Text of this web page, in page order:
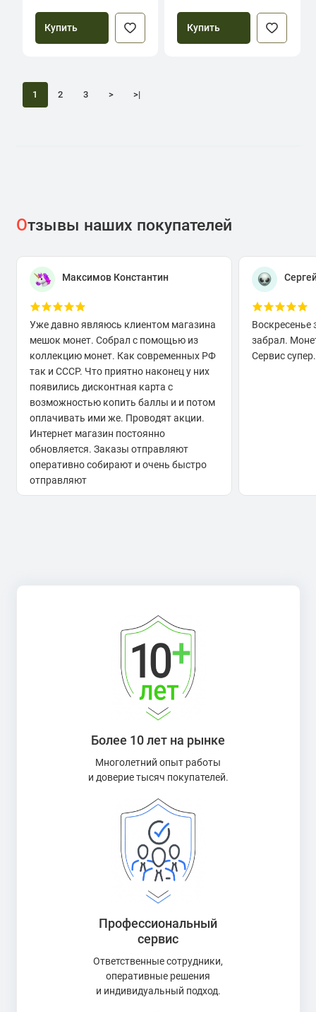
Купить Купить
1 2 3 > >|
Отзывы наших покупателей
Максимов Константин
Уже давно являюсь клиентом магазина
мешок монет. Собрал с помощью из
коллекцию монет. Как современных РФ
так и СССР. Что приятно наконец у них
появились дисконтная карта с
возможностью копить баллы и и потом
оплачивать ими же. Проводят акции.
Интернет магазин постоянно
обновляется. Заказы отправляют
оперативно собирают и очень быстро
отправляют
Воскресенье
забрал.
Сервис
Более 10 лет на рынке
Многолетний опыт работы
и доверие тысяч покупателей.
Профессиональный
сервис
Ответственные сотрудники,
оперативные решения
и индивидуальный подход.